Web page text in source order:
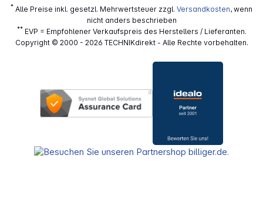
* Alle Preise inkl. gesetzl. Mehrwertsteuer zzgl. Versandkosten, wenn
nicht anders beschrieben
**EVP = Empfohlener Verkaufspreis des Herstellers / Lieferanten.
Copyright © 2000 - 2026 TECHNIKdirekt - Alle Rechte vorbehalten.